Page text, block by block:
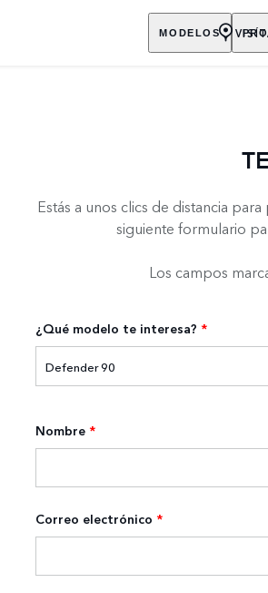
MODELOS
Estás a unos clics de distancia
siguiente formulario
Los campos
¿Qué modelo te interesa? *
Nombre *
Correo electrónico *